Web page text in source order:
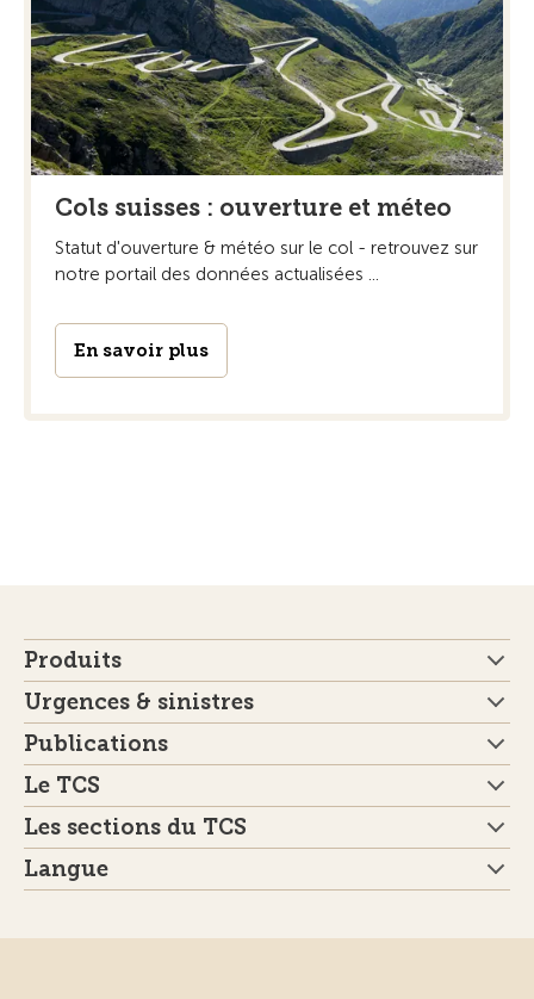
Cols suisses : ouverture et méteo
Statut d'ouverture & météo sur le col - retrouvez sur
notre portail des données actualisées ...
En savoir plus
Produits
Urgences & sinistres
Publications
Le TCS
Les sections du TCS
Langue